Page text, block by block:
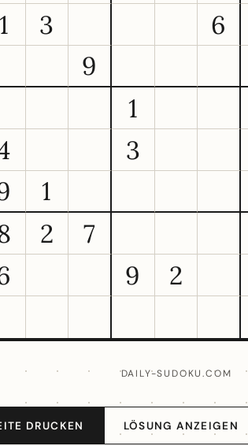
1
3 6
9
1
3
1
2 7
9 2
DAILY-SUDOKU.COM
DRUCKEN LÖSUNG ANZEIGEN